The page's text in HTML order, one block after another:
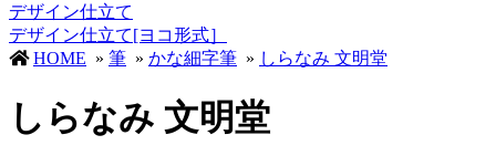
デザイン仕立て
デザイン仕立て[ヨコ形式］
HOME » 筆 » かな細字筆 » しらなみ 文明堂
しらなみ 文明堂